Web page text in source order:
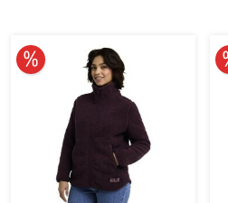
10% reduziert